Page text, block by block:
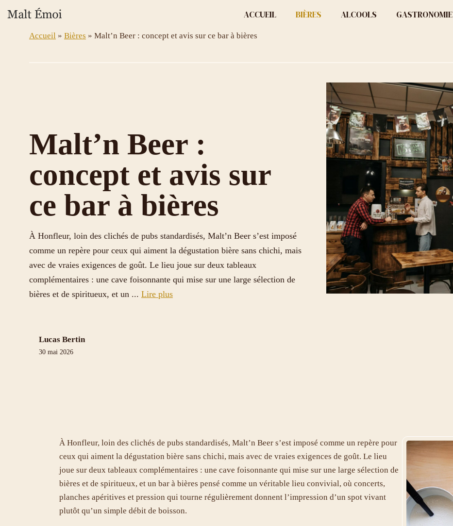
au
ACCUEIL BIÈRES ALCOOLS GASTRONOMIE
Accueil » Bières » Malt’n Beer : concept et avis sur ce bar à bières
Malt’n Beer :
concept et avis sur
ce bar à bières
À Honfleur, loin des clichés de pubs standardisés, Malt’n Beer s’est imposé
comme un repère pour ceux qui aiment la dégustation bière sans chichi, mais
avec de vraies exigences de goût. Le lieu joue sur deux tableaux
complémentaires : une cave foisonnante qui mise sur une large sélection de
bières et de spiritueux, et un ... Lire plus
Lucas Bertin
30 mai 2026
À Honfleur, loin des clichés de pubs standardisés, Malt’n Beer s’est imposé comme un repère pour
ceux qui aiment la dégustation bière sans chichi, mais avec de vraies exigences de goût. Le lieu
joue sur deux tableaux complémentaires : une cave foisonnante qui mise sur une large sélection de
bières et de spiritueux, et un bar à bières pensé comme un véritable lieu convivial, où concerts,
planches apéritives et pression qui tourne régulièrement donnent l’impression d’un spot vivant
plutôt qu’un simple débit de boisson.